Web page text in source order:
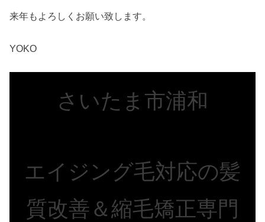
来年もよろしくお願い致します。
YOKO
さいたま市浦和
エイジング毛対応の髪
質改善＆縮毛矯正専門